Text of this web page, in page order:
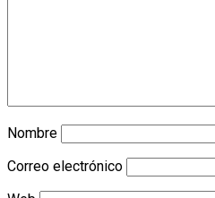
Nombre
Correo electrónico